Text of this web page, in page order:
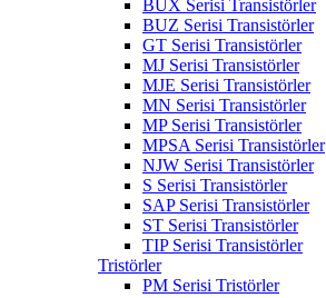
BUX Serisi Transistörler
BUZ Serisi Transistörler
GT Serisi Transistörler
MJ Serisi Transistörler
MJE Serisi Transistörler
MN Serisi Transistörler
MP Serisi Transistörler
MPSA Serisi Transistörler
NJW Serisi Transistörler
S Serisi Transistörler
SAP Serisi Transistörler
ST Serisi Transistörler
TIP Serisi Transistörler
Tristörler
PM Serisi Tristörler